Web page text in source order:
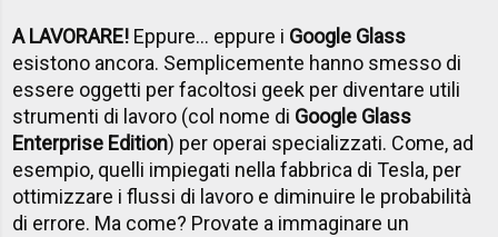
A LAVORARE! Eppure… eppure i Google Glass
esistono ancora. Semplicemente hanno smesso di
essere oggetti per facoltosi geek per diventare utili
strumenti di lavoro (col nome di Google Glass
Enterprise Edition) per operai specializzati. Come, ad
esempio, quelli impiegati nella fabbrica di Tesla, per
ottimizzare i flussi di lavoro e diminuire le probabilità
di errore. Ma come? Provate a immaginare un